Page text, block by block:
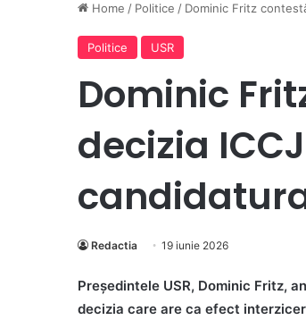
Home / Politice / Dominic Fritz
Politice USR
Dominic
decizia
Redactia 19 iunie 2026
Președintele USR, Dominic Fritz,
decizia care are ca efect